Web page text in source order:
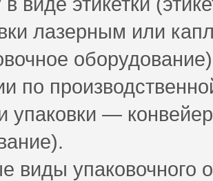
лазерным или
по
упаковки —
виды упаковочного